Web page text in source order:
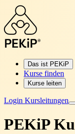
Das ist PEKiP
Kurse finden
Kurse leiten
Login Kursleitungen
PEKiP